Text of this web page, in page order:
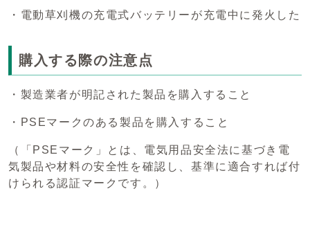
・電動草刈機の充電式バッテリーが充電中に発火した
購入する際の注意点
・製造業者が明記された製品を購入すること
・PSEマークのある製品を購入すること
（「PSEマーク」とは、電気用品安全法に基づき電
気製品や材料の安全性を確認し、基準に適合すれば付
けられる認証マークです。）